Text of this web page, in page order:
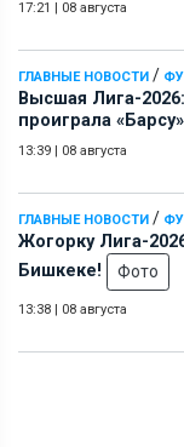
17:21 | 08 августа
ГЛАВНЫЕ НОВОСТИ /
Высшая Лига-
проиграла «Барсу»
13:39 | 08 августа
ГЛАВНЫЕ НОВОСТИ /
Жогорку Лига-
Бишкеке!
Фото
13:38 | 08 августа